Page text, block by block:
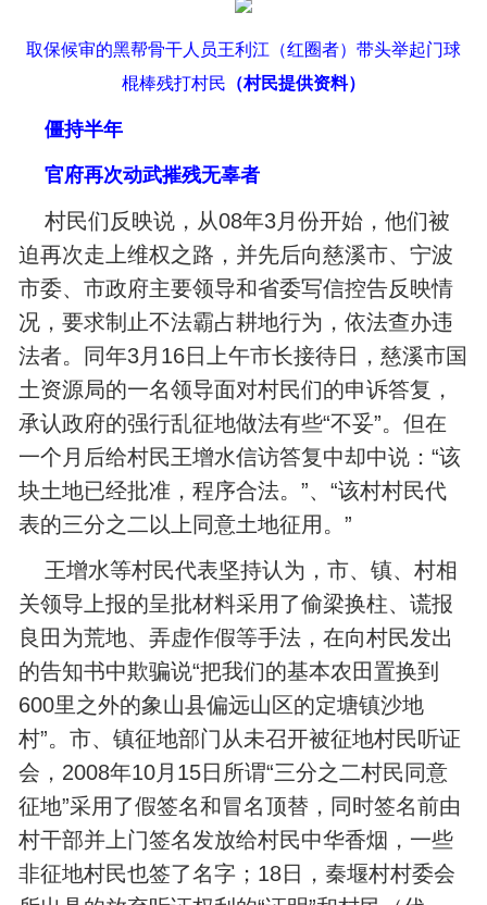
取保候审的黑帮骨干人员王利江（红圈者）带头举起门球
棍棒残打村民 （村民提供资料）
僵持半年
官府再次动武摧残无辜者
村民们反映说，从08年3月份开始，他们被
迫再次走上维权之路，并先后向慈溪市、宁波
市委、市政府主要领导和省委写信控告反映情
况，要求制止不法霸占耕地行为，依法查办违
法者。同年3月16日上午市长接待日，慈溪市国
土资源局的一名领导面对村民们的申诉答复，
承认政府的强行乱征地做法有些“不妥”。但在
一个月后给村民王增水信访答复中却中说：“该
块土地已经批准，程序合法。”、“该村村民代
表的三分之二以上同意土地征用。”
王增水等村民代表坚持认为，市、镇、村相
关领导上报的呈批材料采用了偷梁换柱、谎报
良田为荒地、弄虚作假等手法，在向村民发出
的告知书中欺骗说“把我们的基本农田置换到
600里之外的象山县偏远山区的定塘镇沙地
村”。市、镇征地部门从未召开被征地村民听证
会，2008年10月15日所谓“三分之二村民同意
征地”采用了假签名和冒名顶替，同时签名前由
村干部并上门签名发放给村民中华香烟，一些
非征地村民也签了名字；18日，秦堰村村委会